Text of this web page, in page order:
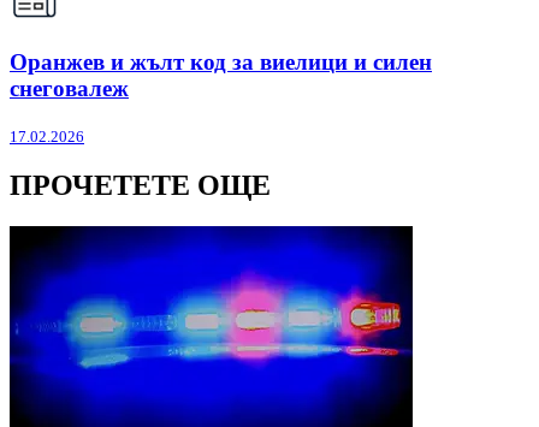
Оранжев и жълт код за виелици и силен
снеговалеж
17.02.2026
ПРОЧЕТЕТЕ ОЩЕ